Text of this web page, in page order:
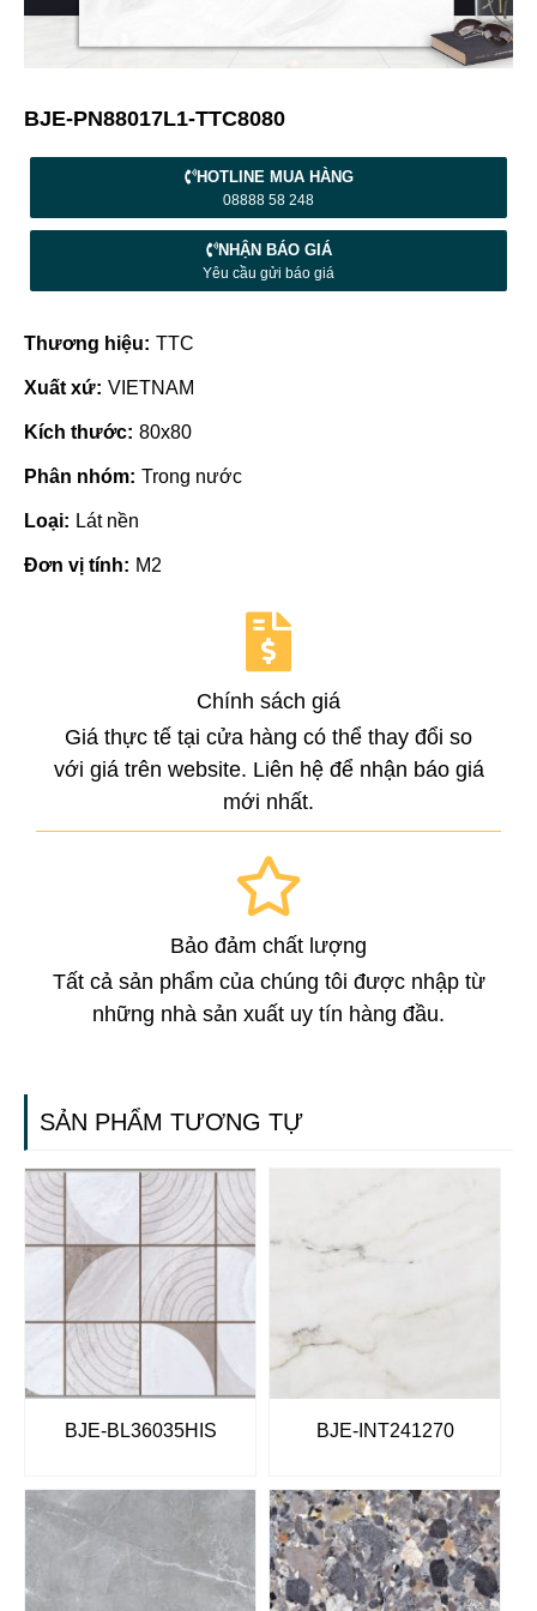
BJE-PN88017L1-TTC8080
HOTLINE MUA HÀNG
08888 58 248
NHẬN BÁO GIÁ
Yêu cầu gửi báo giá
Thương hiệu: TTC
Xuất xứ: VIETNAM
Kích thước: 80x80
Phân nhóm: Trong nước
Loại: Lát nền
Đơn vị tính: M2
Chính sách giá
Giá thực tế tại cửa hàng có thể thay đổi so
với giá trên website. Liên hệ để nhận báo giá
mới nhất.
Bảo đảm chất lượng
Tất cả sản phẩm của chúng tôi được nhập từ
những nhà sản xuất uy tín hàng đầu.
SẢN PHẨM TƯƠNG TỰ
BJE-BL36035HIS BJE-INT241270